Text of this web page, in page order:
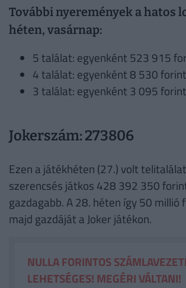
További nyeremények a hatos
héten, vasárnap:
5 találat: egyenként 523 915
4 találat: egyenként 8 530 forint
3 találat: egyenként 3 095 forint
Jokerszám: 273806
Ezen a játékhéten (27.) volt
szerencsés játkos 428 392 350
gazdagabb. A 28. héten így 50 millió
majd gazdáját a Joker játékon.
NULLA FORINTOS
LEHETSÉGES! MEGÉRI VÁLTANI!